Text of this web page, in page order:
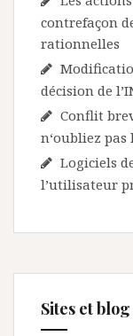
contrefaçon
rationnelles
décision de
Conflit
n‘oubliez pas
Logiciels
l’utilisateur
Sites et blog